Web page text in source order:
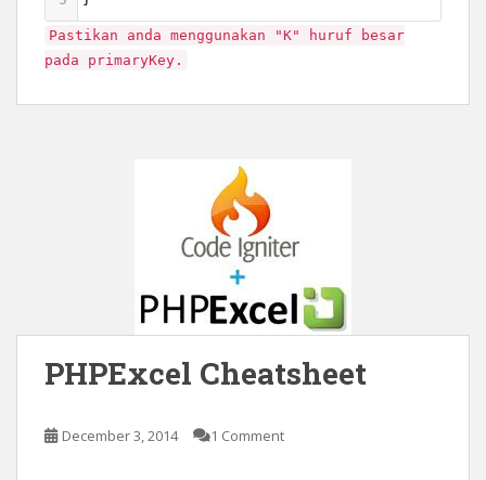
Pastikan anda menggunakan "K" huruf besar
pada primaryKey.
PHPExcel Cheatsheet
December 3, 2014 1 Comment